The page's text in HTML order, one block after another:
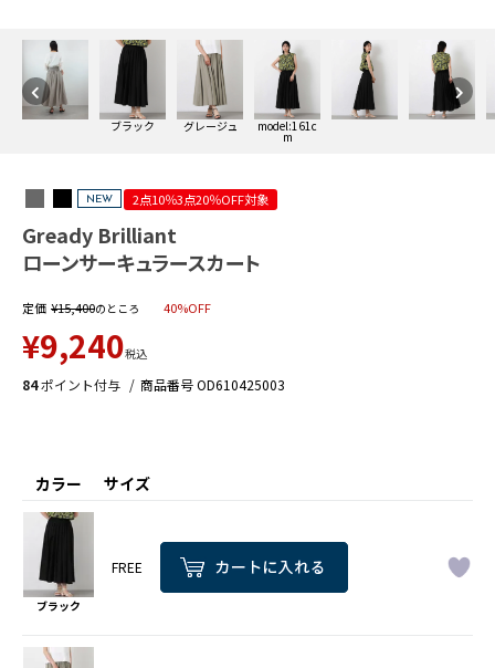
ブラック グレージュ model:161c
m
NEW 2点10％3点20％OFF対象
Gready Brilliant
ローンサーキュラースカート
定価 ¥15,400のところ 40%OFF
¥9,240税込
84ポイント付与 商品番号OD610425003
サイズ
カラー
ブラック
FREE